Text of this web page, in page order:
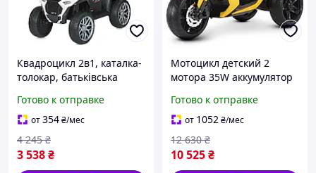
Квадроцикл 2в1, каталка-
толокар, батьківська
музыка, свет, USB, EVA,
кожа, белый (M 4803EL-1)
Готово к отправке
от354₴/мес
3 538₴
4 245 ₴
Мотоцикл детский 2
мотора 35W аккумулятор
кожаное сиденье желтый
(M 4852EL-6)
Готово к отправке
от 1052₴/мес
10 525₴
12 630 ₴